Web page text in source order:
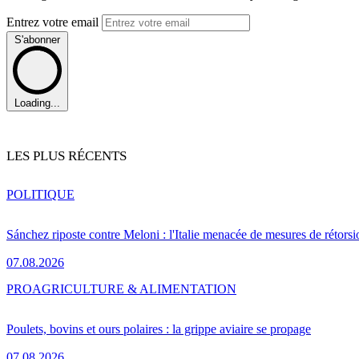
Entrez votre email
S'abonner
Loading...
LES PLUS RÉCENTS
Sánchez riposte contre Meloni : l'Italie menacée de mesures de
07.08.2026
POLITIQUE
Poulets, bovins et ours polaires : la grippe aviaire se propage
PROAGRICULTURE & ALIMENTATION